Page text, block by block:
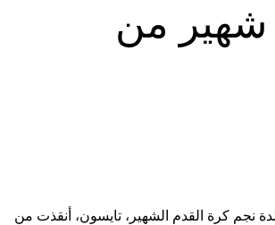
شهير من
نجم كرة القدم الشهير، تايسون، أنقذت من